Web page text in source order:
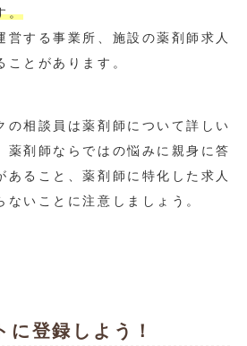
。
営する事業所、施設の薬剤師求人
とがあります。
の相談員は薬剤師について詳しい
薬剤師ならではの悩みに親身に答
あること、薬剤師に特化した求人
いことに注意しましょう。
に登録しよう！